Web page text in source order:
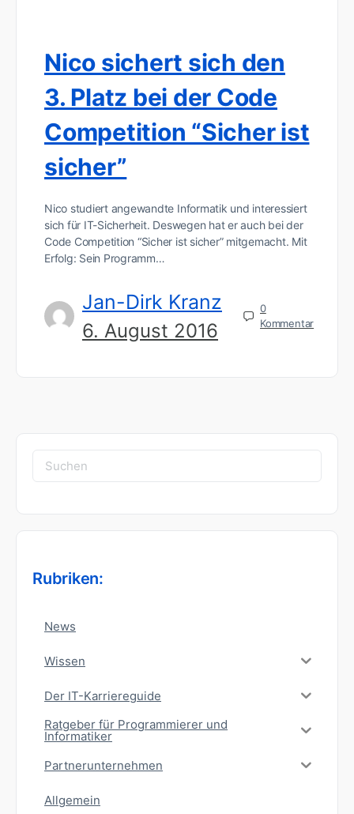
Nico sichert sich den
3. Platz bei der Code
Competition “Sicher ist
sicher”
Nico studiert angewandte Informatik und interessiert
sich für IT-Sicherheit. Deswegen hat er auch bei der
Code Competition “Sicher ist sicher” mitgemacht. Mit
Erfolg: Sein Programm…
Jan-Dirk Kranz
6. August 2016
0
Kommentar
Suchen
nach:
Rubriken:
News
Wissen
Der IT-Karriereguide
Ratgeber für Programmierer und
Informatiker
Partnerunternehmen
Allgemein